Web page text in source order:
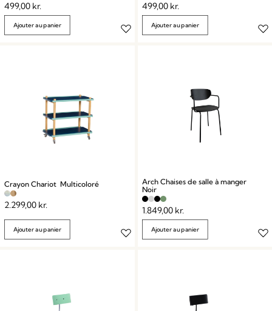
499,00 kr.
Ajouter au panier
499,00 kr.
Ajouter au panier
Crayon Chariot Multicoloré
2.299,00 kr.
Ajouter au panier
Arch Chaises de salle à manger
Noir
1.849,00 kr.
Ajouter au panier